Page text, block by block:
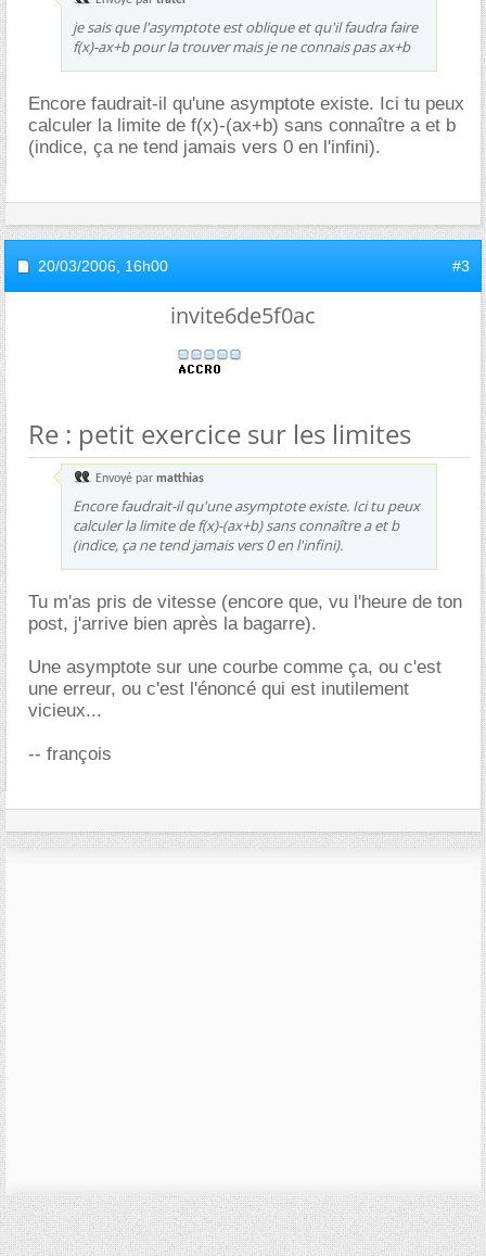
je sais que l'asymptote est oblique et qu'il faudra faire
f(x)-ax+b pour la trouver mais je ne connais pas ax+b
Encore faudrait-il qu'une asymptote existe. Ici tu peux
calculer la limite de f(x)-(ax+b) sans connaître a et b
(indice, ça ne tend jamais vers 0 en l'infini).
20/03/2006, 16h00 #3
invite6de5f0ac
Re : petit exercice sur les limites
Envoyé par matthias
Encore faudrait-il qu'une asymptote existe. Ici tu peux
calculer la limite de f(x)-(ax+b) sans connaître a et b
(indice, ça ne tend jamais vers 0 en l'infini).
Tu m'as pris de vitesse (encore que, vu l'heure de ton
post, j'arrive bien après la bagarre).
Une asymptote sur une courbe comme ça, ou c'est
une erreur, ou c'est l'énoncé qui est inutilement
vicieux...
-- françois